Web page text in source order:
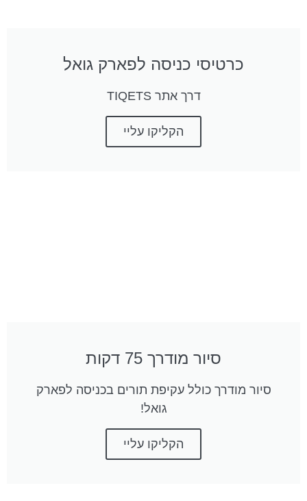
כרטיסי כניסה לפארק גואל
דרך אתר TIQETS
הקליקו עליי
סיור מודרך 75 דקות
סיור מודרך כולל עקיפת תורים בכניסה לפארק
גואל!
הקליקו עליי